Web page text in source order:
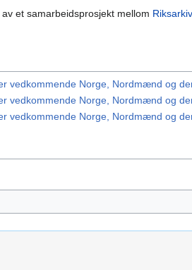
et samarbeidsprosjekt mellom
vedkommende Norge, Nordmænd og
vedkommende Norge, Nordmænd og
vedkommende Norge, Nordmænd og